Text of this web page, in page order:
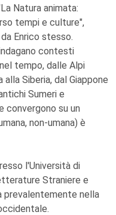
Natura animata:
tempi e culture",
Enrico stesso.
contesti
tempo, dalle Alpi
Siberia, dal Giappone
Sumeri e
convergono su un
non-umana) è
l'Università di
Straniere e
prevalentemente nella